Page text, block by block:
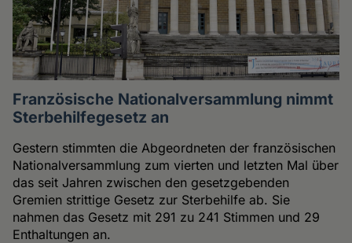
Französische Nationalversammlung nimmt
Sterbehilfegesetz an
Gestern stimmten die Abgeordneten der französischen
Nationalversammlung zum vierten und letzten Mal über
das seit Jahren zwischen den gesetzgebenden
Gremien strittige Gesetz zur Sterbehilfe ab. Sie
nahmen das Gesetz mit 291 zu 241 Stimmen und 29
Enthaltungen an.